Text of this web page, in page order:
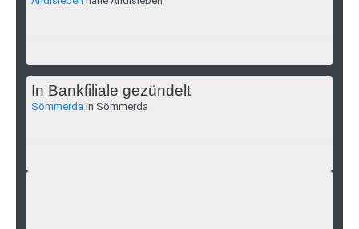
In Bankfiliale gezündelt
Sömmerda in Sömmerda